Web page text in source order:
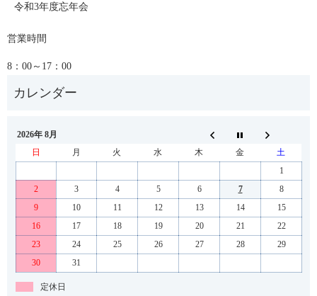
令和3年度忘年会
営業時間
8：00～17：00
2026年 8月
日
月 火 水 木 金
土
1
2
3 4 5 6 7
8
9
10 11 12 13 14
15
16
17 18 19 20 21
22
23
24 25 26 27 28
29
30
31
定休日